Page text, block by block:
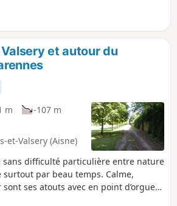
et autour du
m
-107 m
et-Valsery (Aisne)
sans difficulté particulière entre nature
par beau temps. Calme,
ses atouts avec en point d’orgue